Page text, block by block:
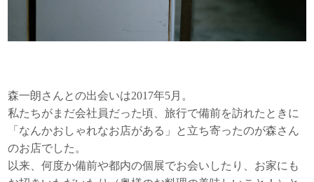
森一朗さんとの出会いは2017年5月。
私たちがまだ会社員だった頃、旅行で備前を訪れたときに
「なんかおしゃれなお店がある」と立ち寄ったのが森さん
のお店でした。
以来、何度か備前や都内の個展でお会いしたり、お家にも